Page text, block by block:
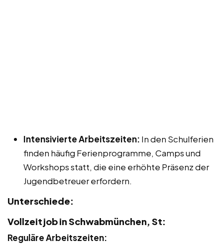
Intensivierte Arbeitszeiten: In den Schulferien
finden häufig Ferienprogramme, Camps und
Workshops statt, die eine erhöhte Präsenz der
Jugendbetreuer erfordern.
Unterschiede:
Vollzeitjob in Schwabmünchen, St:
Reguläre Arbeitszeiten: